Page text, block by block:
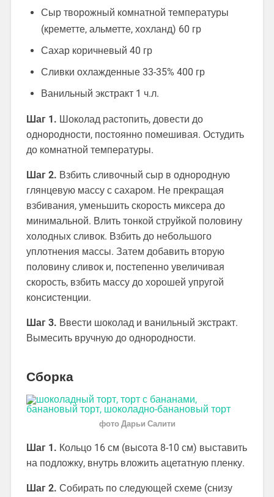
Сыр творожный комнатной температуры
(креметте, альметте, хохланд) 60 гр
Сахар коричневый 40 гр
Сливки охлажденные 33-35% 400 гр
Ванильный экстракт 1 ч.л.
Шаг 1. Шоколад растопить, довести до
однородности, постоянно помешивая. Остудить
до комнатной температуры.
Шаг 2. Взбить сливочный сыр в однородную
глянцевую массу с сахаром. Не прекращая
взбивания, уменьшить скорость миксера до
минимальной. Влить тонкой струйкой половину
холодных сливок. Взбить до небольшого
уплотнения массы. Затем добавить вторую
половину сливок и, постепенно увеличивая
скорость, взбить массу до хорошей упругой
консистенции.
Шаг 3. Ввести шоколад и ванильный экстракт.
Вымесить вручную до однородности.
Сборка
фото Дарьи Салити
Шаг 1. Кольцо 16 см (высота 8-10 см) выставить
на подложку, внутрь вложить ацетатную пленку.
Шаг 2. Собирать по следующей схеме (снизу